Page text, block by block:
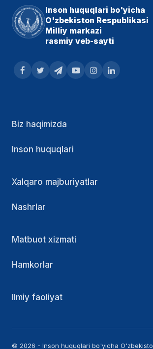
Inson huquqlari bo'yicha
O'zbekiston Respublikasi
Milliy markazi
rasmiy veb-sayti
Biz haqimizda
Inson huquqlari
Xalqaro majburiyatlar
Nashrlar
Matbuot xizmati
Hamkorlar
Ilmiy faoliyat
© 2026 - Inson huquqlari bo'yicha